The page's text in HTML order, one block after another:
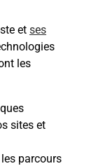
et ses
les
sites et
parcours